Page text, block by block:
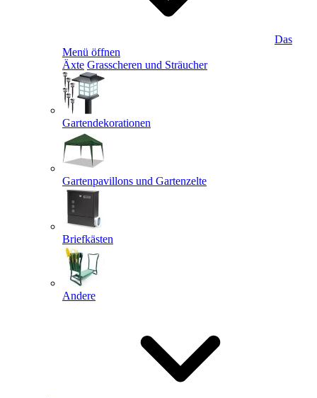
Das
Menü öffnen
Äxte Grasscheren und Sträucher
Gartendekorationen
Gartenpavillons und Gartenzelte
Briefkästen
Andere